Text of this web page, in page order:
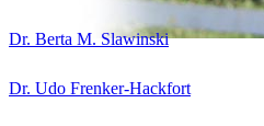
Dr. Berta M. Slawinski
Dr. Udo Frenker-Hackfort